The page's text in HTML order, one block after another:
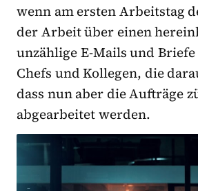
wenn am ersten Arbeitstag
der Arbeit über einen
unzählige E-Mails und
Chefs und Kollegen, die
dass nun aber die Aufträge
abgearbeitet werden.